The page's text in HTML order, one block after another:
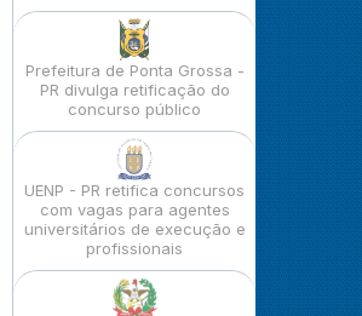
Prefeitura de Ponta Grossa -
PR divulga retificação do
concurso público
UENP - PR retifica concursos
com vagas para agentes
universitários de execução e
profissionais